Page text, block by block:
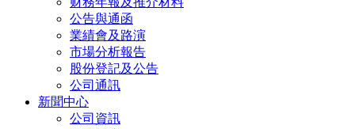
公告與通函
業績會及路演
市場分析報告
股份登記及公告
公司通訊
新聞中心
公司資訊